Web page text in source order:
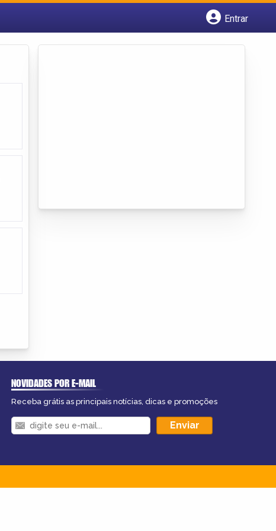
Entrar
NOVIDADES POR E-MAIL
Receba grátis as principais notícias, dicas e promoções